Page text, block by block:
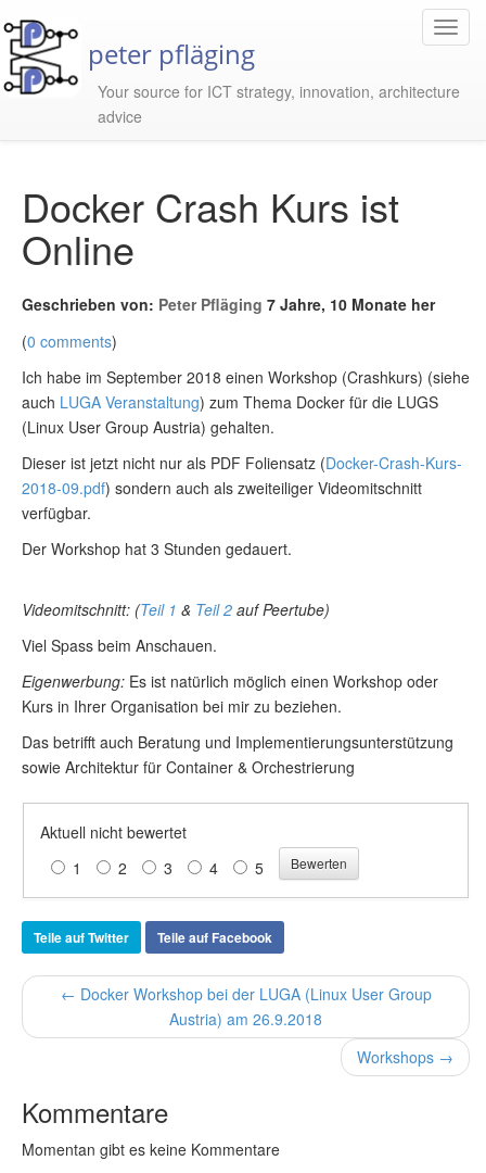
peter pfläging
Your source for ICT strategy, innovation, architecture
advice
Docker Crash Kurs ist
Online
Geschrieben von: Peter Pfläging 7 Jahre, 10 Monate her
(0 comments)
Ich habe im September 2018 einen Workshop (Crashkurs) (siehe
auch LUGA Veranstaltung) zum Thema Docker für die LUGS
(Linux User Group Austria) gehalten.
Dieser ist jetzt nicht nur als PDF Foliensatz (Docker-Crash-Kurs-
2018-09.pdf) sondern auch als zweiteiliger Videomitschnitt
verfügbar.
Der Workshop hat 3 Stunden gedauert.
Videomitschnitt: (Teil 1 & Teil 2 auf Peertube)
Viel Spass beim Anschauen.
Eigenwerbung: Es ist natürlich möglich einen Workshop oder
Kurs in Ihrer Organisation bei mir zu beziehen.
Das betrifft auch Beratung und Implementierungsunterstützung
sowie Architektur für Container & Orchestrierung
Aktuell nicht bewertet
1
2 3 4 5
Teile auf Twitter Teile auf Facebook
← Docker Workshop bei der LUGA (Linux User Group
Austria) am 26.9.2018
Workshops →
Kommentare
Momentan gibt es keine Kommentare